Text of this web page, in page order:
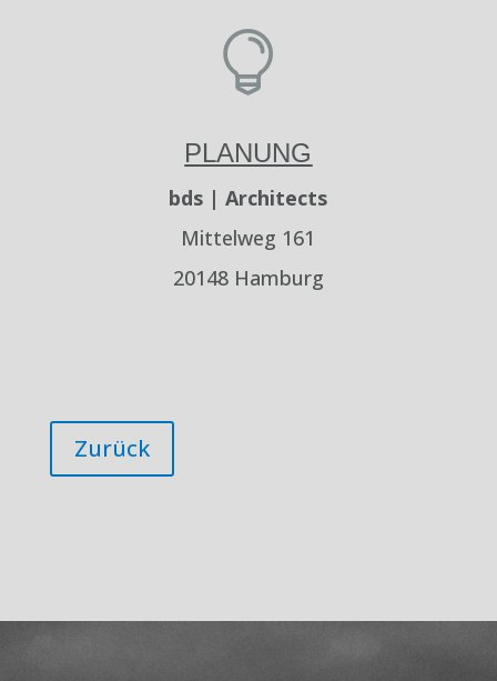

PLANUNG
bds | Architects
Mittelweg 161
20148 Hamburg
Zurück